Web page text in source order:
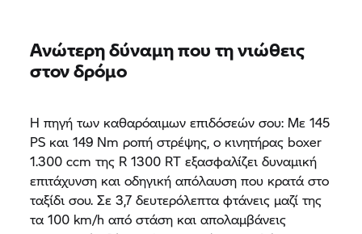
Ανώτερη δύναμη που τη νιώθεις
στον δρόμο
Η πηγή των καθαρόαιμων επιδόσεών σου: Με 145
PS και 149 Nm ροπή στρέψης, ο κινητήρας boxer
1.300 ccm της R 1300 RT εξασφαλίζει δυναμική
επιτάχυνση και οδηγική απόλαυση που κρατά στο
ταξίδι σου. Σε 3,7 δευτερόλεπτα φτάνεις μαζί της
τα 100 km/h από στάση και απολαμβάνεις